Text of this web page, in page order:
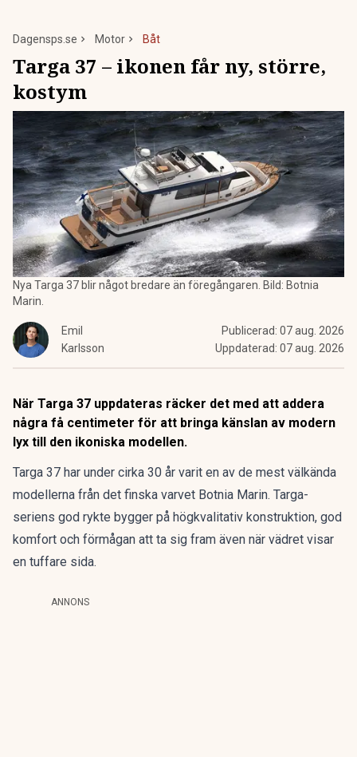
Dagensps.se Motor Båt
Targa 37 – ikonen får ny, större,
kostym
Nya Targa 37 blir något bredare än föregångaren. Bild: Botnia
Marin.
Emil
Karlsson
Publicerad: 07 aug. 2026
Uppdaterad: 07 aug. 2026
När Targa 37 uppdateras räcker det med att addera
några få centimeter för att bringa känslan av modern
lyx till den ikoniska modellen.
Targa 37 har under cirka 30 år varit en av de mest välkända
modellerna från det finska varvet Botnia Marin. Targa-
seriens god rykte bygger på högkvalitativ konstruktion, god
komfort och förmågan att ta sig fram även när vädret visar
en tuffare sida.
ANNONS